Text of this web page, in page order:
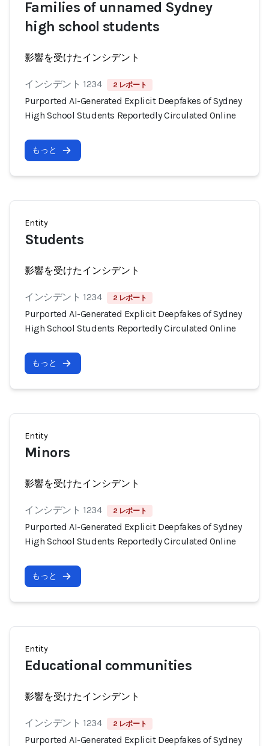
Families of unnamed Sydney
high school students
影響を受けたインシデント
インシデント 1234 2 レポート
Purported AI-Generated Explicit Deepfakes of Sydney
High School Students Reportedly Circulated Online
もっと
Entity
Students
影響を受けたインシデント
インシデント 1234 2 レポート
Purported AI-Generated Explicit Deepfakes of Sydney
High School Students Reportedly Circulated Online
もっと
Entity
Minors
影響を受けたインシデント
インシデント 1234 2 レポート
Purported AI-Generated Explicit Deepfakes of Sydney
High School Students Reportedly Circulated Online
もっと
Entity
Educational communities
影響を受けたインシデント
インシデント 1234 2 レポート
Purported AI-Generated Explicit Deepfakes of Sydney